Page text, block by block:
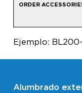
Ejemplo:
Alumbrado